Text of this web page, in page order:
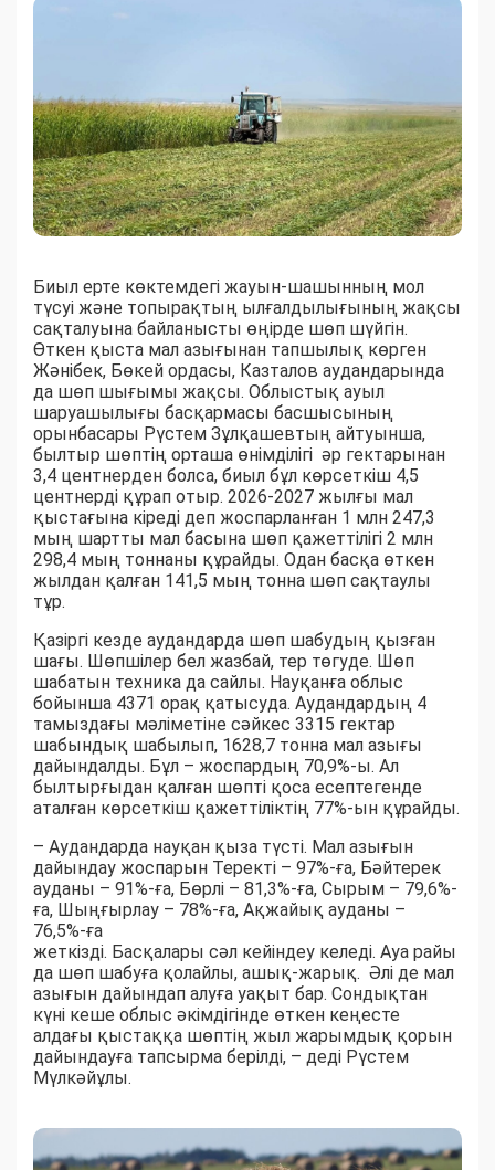
Биыл ерте көктемдегі жауын-шашынның мол
түсуі және топырақтың ылғалдылығының жақсы
сақталуына байланысты өңірде шөп шүйгін.
Өткен қыста мал азығынан тапшылық көрген
Жәнібек, Бөкей ордасы, Казталов аудандарында
да шөп шығымы жақсы. Облыстық ауыл
шаруашылығы басқармасы басшысының
орынбасары Рүстем Зұлқашевтың айтуынша,
былтыр шөптің орташа өнімділігі әр гектарынан
3,4 центнерден болса, биыл бұл көрсеткіш 4,5
центнерді құрап отыр. 2026-2027 жылғы мал
қыстағына кіреді деп жоспарланған 1 млн 247,3
мың шартты мал басына шөп қажеттілігі 2 млн
298,4 мың тоннаны құрайды. Одан басқа өткен
жылдан қалған 141,5 мың тонна шөп сақтаулы
тұр.
Қазіргі кезде аудандарда шөп шабудың қызған
шағы. Шөпшілер бел жазбай, тер төгуде. Шөп
шабатын техника да сайлы. Науқанға облыс
бойынша 4371 орақ қатысуда. Аудандардың 4
тамыздағы мәліметіне сәйкес 3315 гектар
шабындық шабылып, 1628,7 тонна мал азығы
дайындалды. Бұл – жоспардың 70,9%-ы. Ал
былтырғыдан қалған шөпті қоса есептегенде
аталған көрсеткіш қажеттіліктің 77%-ын құрайды.
– Аудандарда науқан қыза түсті. Мал азығын
дайындау жоспарын Теректі – 97%-ға, Бәйтерек
ауданы – 91%-ға, Бөрлі – 81,3%-ға, Сырым – 79,6%-
ға, Шыңғырлау – 78%-ға, Ақжайық ауданы –
76,5%-ға
жеткізді. Басқалары сәл кейіндеу келеді. Ауа райы
да шөп шабуға қолайлы, ашық-жарық. Әлі де мал
азығын дайындап алуға уақыт бар. Сондықтан
күні кеше облыс әкімдігінде өткен кеңесте
алдағы қыстаққа шөптің жыл жарымдық қорын
дайындауға тапсырма берілді, – деді Рүстем
Мүлкәйұлы.